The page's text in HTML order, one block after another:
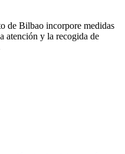
de Bilbao incorpore medidas
atención y la recogida de